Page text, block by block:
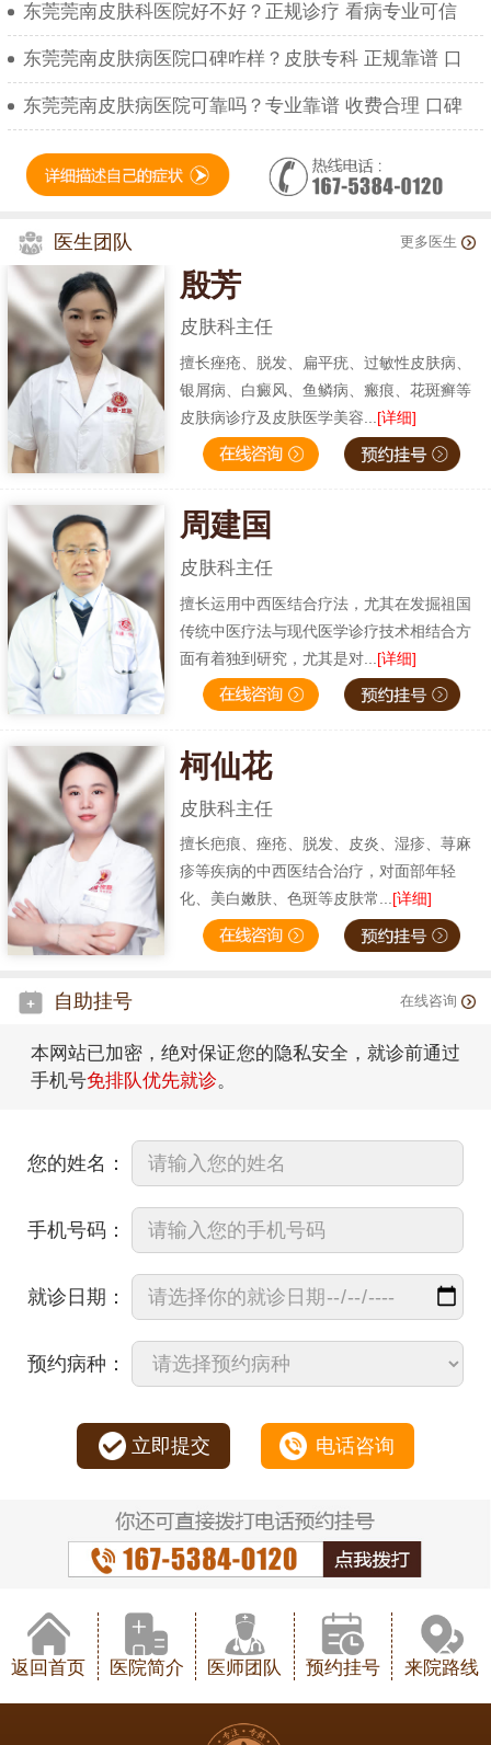
东莞莞南皮肤科医院好不好？正规诊疗 看病专业可信
东莞莞南皮肤病医院口碑咋样？皮肤专科 正规靠谱 口
东莞莞南皮肤病医院可靠吗？专业靠谱 收费合理 口碑
医生团队 更多医生
殷芳
皮肤科主任
擅长痤疮、脱发、扁平疣、过敏性皮肤病、
银屑病、白癜风、鱼鳞病、瘢痕、花斑癣等
皮肤病诊疗及皮肤医学美容... [详细]
周建国
皮肤科主任
擅长运用中西医结合疗法，尤其在发掘祖国
传统中医疗法与现代医学诊疗技术相结合方
面有着独到研究，尤其是对... [详细]
柯仙花
皮肤科主任
擅长疤痕、痤疮、脱发、皮炎、湿疹、荨麻
疹等疾病的中西医结合治疗，对面部年轻
化、美白嫩肤、色斑等皮肤常...[详细]
自助挂号 在线咨询
本网站已加密，绝对保证您的隐私安全，就诊前通过
手机号免排队优先就诊。
您的姓名：
手机号码：
就诊日期：
预约病种：
立即提交 电话咨询
返回首页 医院简介 医师团队 预约挂号 来院路线